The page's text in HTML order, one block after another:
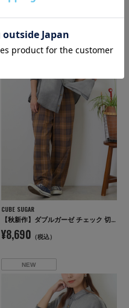
¥8,690
NEW
CUBE SUGAR
【秋新作】ダブルガーゼ チェック 切替 イージーパンツ
¥8,690 （税込）
NEW